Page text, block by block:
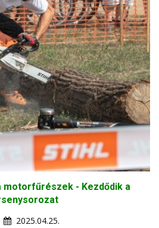
motorfűrészek - Kezdődik a
2025.04.25.